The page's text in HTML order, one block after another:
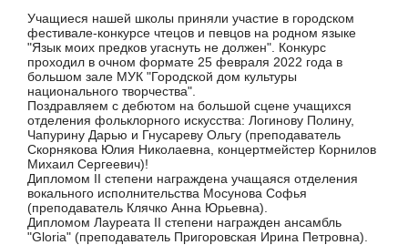
Учащиеся нашей школы приняли участие в городском
фестивале-конкурсе чтецов и певцов на родном языке
"Язык моих предков угаснуть не должен". Конкурс
проходил в очном формате 25 февраля 2022 года в
большом зале МУК "Городской дом культуры
национального творчества".
Поздравляем с дебютом на большой сцене учащихся
отделения фольклорного искусства: Логинову Полину,
Чапурину Дарью и Гнусареву Ольгу (преподаватель
Скорнякова Юлия Николаевна, концертмейстер Корнилов
Михаил Сергеевич)!
Дипломом II степени награждена учащаяся отделения
вокального исполнительства Мосунова Софья
(преподаватель Клячко Анна Юрьевна).
Дипломом Лауреата II степени награжден ансамбль
"Gloria" (преподаватель Пригоровская Ирина Петровна).